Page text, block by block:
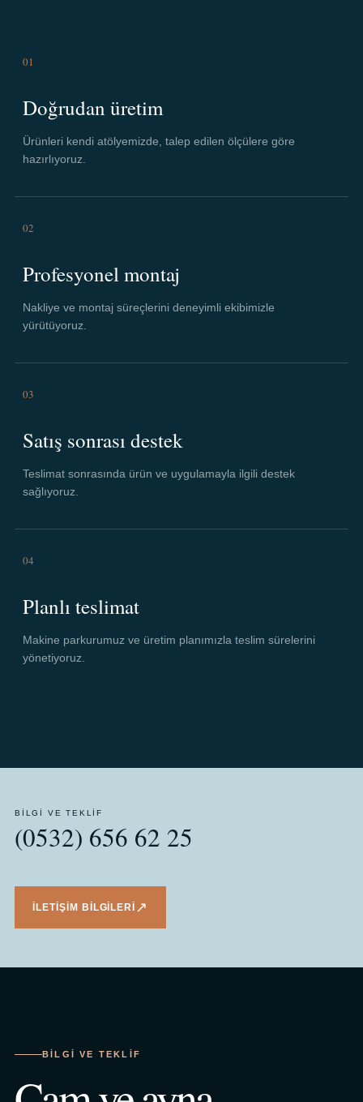
01
Doğrudan üretim
Ürünleri kendi atölyemizde, talep edilen ölçülere göre
hazırlıyoruz.
02
Profesyonel montaj
Nakliye ve montaj süreçlerini deneyimli ekibimizle
yürütüyoruz.
03
Satış sonrası destek
Teslimat sonrasında ürün ve uygulamayla ilgili destek
sağlıyoruz.
04
Planlı teslimat
Makine parkurumuz ve üretim planımızla teslim sürelerini
yönetiyoruz.
BILGI VE TEKLIF
(0532) 656 62 25
İLETIŞIM BILGILERI ↗
BILGI VE TEKLIF